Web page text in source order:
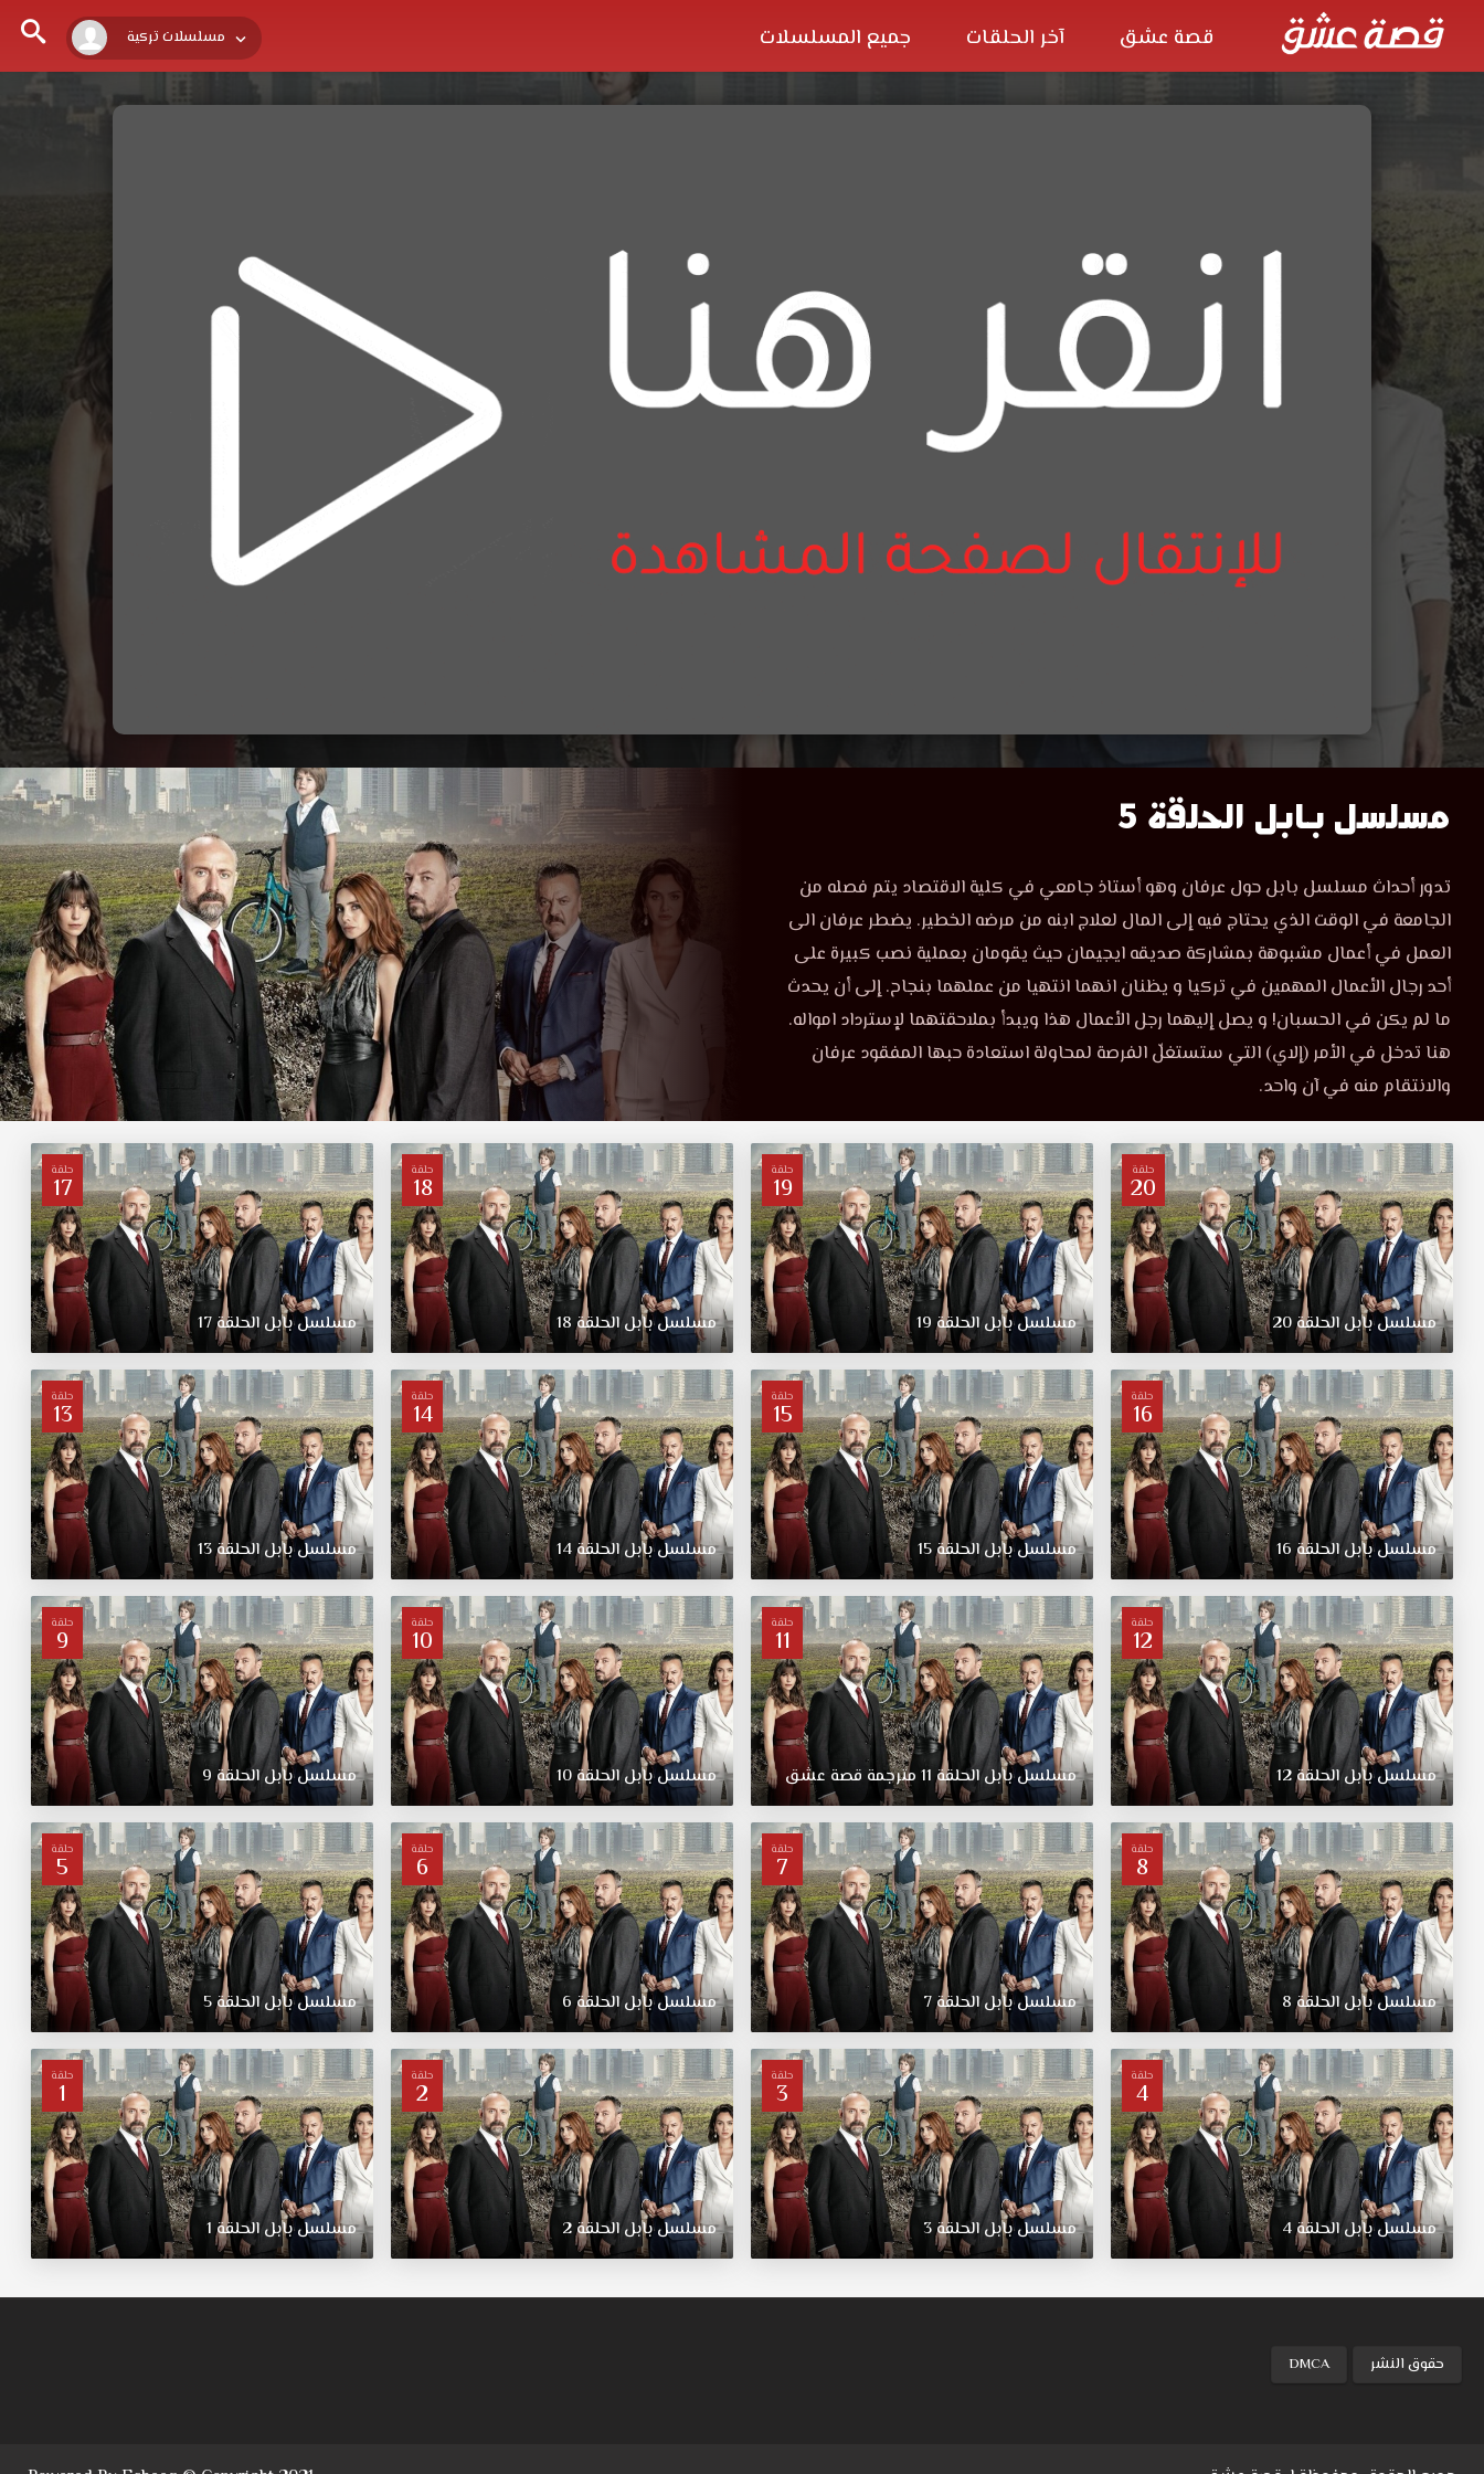
مسلسلات تركية قصة عشق آخر الحلقات جميع المسلسلات
مشاهدة
مسلسل
بابل
الحلقة
5
مترجمة
اونلاين
esheeq
مسلسل بابل الحلقة 5
مشاهدة
مسلسل
بابل
الحلقة
5
موقع
قصة
عشق
‏تدور
أحداث
مسلسل
بابل
حول
عرفان
وهو
أستاذ
جامعي
في
كلية
الاقتصاد
يتم
فصله
من
الجامعة
في
الوقت
الذي
يحتاج
فيه
إلى
المال
لعلاج
ابنه
من
مرضه
الخطير.
يضطر
عرفان
الى
العمل
في
أعمال
مشبوهة
بمشاركة
صديقه
ايجيمان
حيث
يقومان
بعملية
نصب
كبيرة
على
أحد
رجال
الأعمال
المهمين
في
انهما
انتهيا
‏تدور أحداث مسلسل بابل حول عرفان وهو أستاذ جامعي في كلية الاقتصاد يتم فصله من
الجامعة في الوقت الذي يحتاج فيه إلى المال لعلاج ابنه من مرضه الخطير. يضطر عرفان الى
العمل في أعمال مشبوهة بمشاركة صديقه ايجيمان حيث يقومان بعملية نصب كبيرة على
أحد رجال الأعمال المهمين في تركيا و يظنان انهما انتهيا من عملهما بنجاح. إلى أن يحدث
ما لم يكن في الحسبان! و يصل إليهما رجل الأعمال هذا ويبدأ بملاحقتهما لإسترداد امواله.
هنا تدخل في الأمر (إلاي) التي ستستغلّ الفرصة لمحاولة استعادة حبها المفقود عرفان
والانتقام منه في آن واحد.
حلقة
20
مسلسل بابل الحلقة20
حلقة
19
مسلسل بابل الحلقة 19
حلقة
18
مسلسل بابل الحلقة 18
حلقة
17
مسلسل بابل الحلقة17
حلقة
16
مسلسل بابل الحلقة 16
حلقة
15
مسلسل بابل الحلقة15
حلقة
14
مسلسل بابل الحلقة14
حلقة
13
مسلسل بابل الحلقة13
حلقة
12
مسلسل بابل الحلقة12
حلقة
11
مسلسل بابل الحلقة 11 مترجمة قصة عشق
حلقة
10
مسلسل بابل الحلقة10
حلقة
9
مسلسل بابل الحلقة 9
حلقة
8
مسلسل بابل الحلقة 8
حلقة
7
مسلسل بابل الحلقة7
حلقة
6
مسلسل بابل الحلقة 6
حلقة
5
مسلسل بابل الحلقة5
حلقة
4
مسلسل بابل الحلقة4
حلقة
3
مسلسل بابل الحلقة3
حلقة
2
مسلسل بابل الحلقة2
حلقة
1
مسلسل بابل الحلقة 1
حقوق النشر DMCA